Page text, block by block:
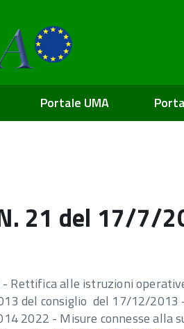
Portale UMA
21 del 17/7/
- Rettifica alle istruzioni
del consiglio del 17/12/
2022 - Misure connesse alla